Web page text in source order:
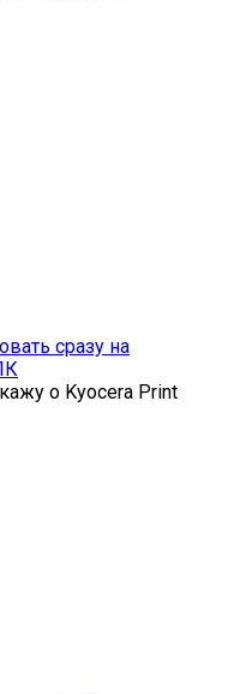
сразу на
о Kyocera Print